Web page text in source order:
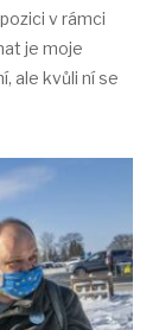
v rámci
je moje
ale kvůli ní se